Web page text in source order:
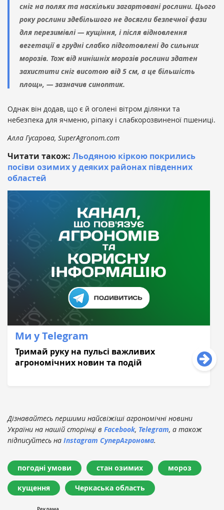
сніг на полях та наскільки загартовані рослини. Цього
року рослини здебільшого не досягли безпечної фази
для перезимівлі — кущіння, і після відновлення
вегетації в грудні слабко підготовлені до сильних
морозів. Тож від нинішніх морозів рослини здатен
захистити сніг висотою від 5 см, а це більшість
площ», — зазначив синоптик.
Однак він додав, що є й оголені вітром ділянки та
небезпека для ячменю, ріпаку і слабкорозвиненої пшениці.
Алла Гусарова, SuperAgronom.com
Читати також: Льодяною кіркою покрились
посіви озимих у деяких районах південних
областей
Ми у Telegram
Тримай руку на пульсі важливих
агрономічних новин та подій
Дізнавайтесь першими найсвіжіші агрономічні новини
України на нашій сторінці в Facebook, Telegram, а також
підписуйтесь на Instagram СуперАгронома.
погодні умови стан озимих мороз
кущення Черкаська область